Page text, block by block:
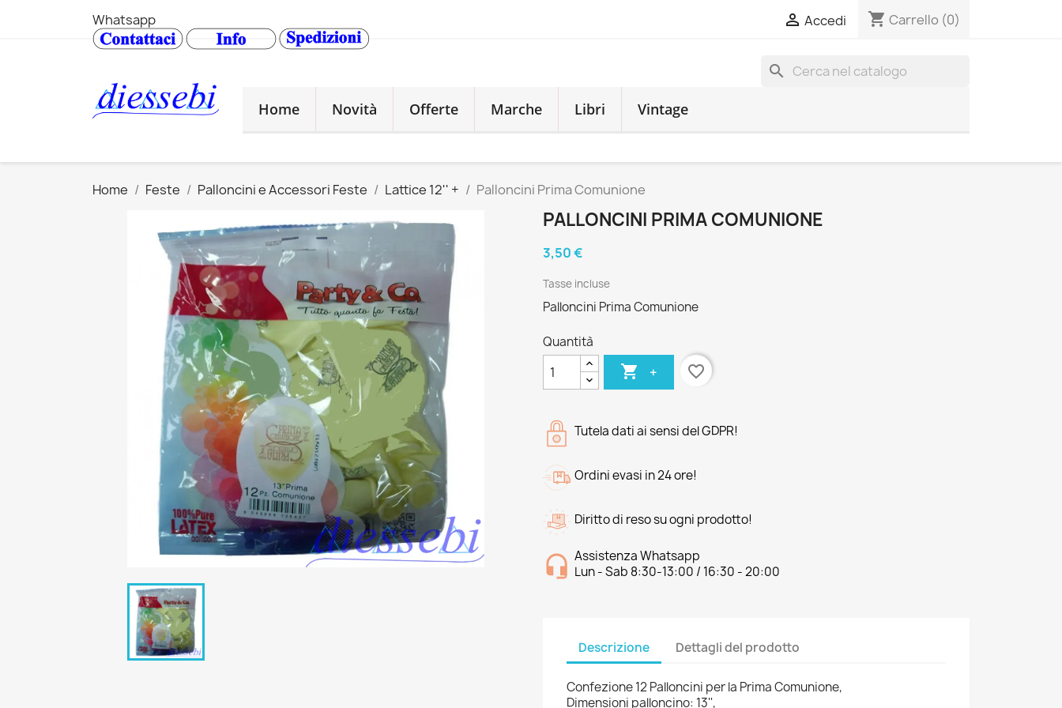
Whatsapp  Accedi shopping_cart Carrello (0)
search
Home
Novità Offerte Marche Libri Vintage
Home Feste Palloncini e Accessori Feste Lattice 12'' + Palloncini Prima Comunione
PALLONCINI PRIMA COMUNIONE
3,50 €
Tasse incluse
Palloncini Prima Comunione
Quantità
 + favorite_border
Tutela dati ai sensi del GDPR!
Ordini evasi in 24 ore!
Diritto di reso su ogni prodotto!
Assistenza Whatsapp
Lun - Sab 8:30-13:00 / 16:30 - 20:00
Descrizione Dettagli del prodotto
Confezione 12 Palloncini per la Prima Comunione,
Dimensioni palloncino: 13'',